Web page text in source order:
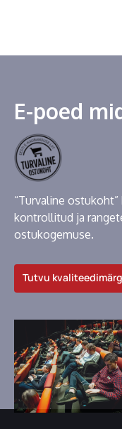
E-poed
“Turvaline
kontrollitud ja
ostukogemuse.
Tutvu